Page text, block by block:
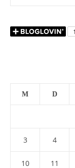
M D
3 4
10 11